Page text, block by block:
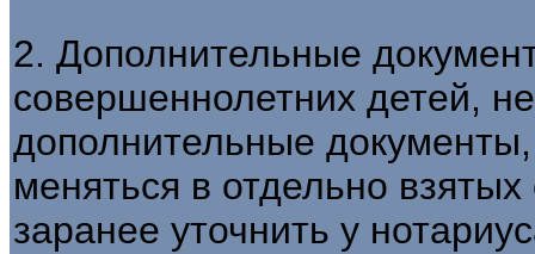
2. Дополнительные
совершеннолетних детей,
дополнительные
меняться в отдельно
заранее уточнить у